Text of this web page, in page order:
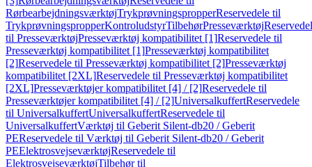
RørbearbejdningsværktøjTrykprøvningspropperReservedele til
TrykprøvningspropperKontroludstyrTilbehørPresseværktøj
til PresseværktøjPresseværktøj kompatibilitet [1]Reservedele til
Presseværktøj kompatibilitet [1]Presseværktøj kompatibilitet
[2]Reservedele til Presseværktøj kompatibilitet [2]Presseværktøj
kompatibilitet [2XL]Reservedele til Presseværktøj kompatibilitet
[2XL]Presseværktøjer kompatibilitet [4] / [2]Reservedele til
Presseværktøjer kompatibilitet [4] / [2]UniversalkuffertReservedele
til UniversalkuffertUniversalkuffertReservedele til
UniversalkuffertVærktøj til Geberit Silent-db20 / Geberit
PEReservedele til Værktøj til Geberit Silent-db20 / Geberit
PEElektrosvejseværktøjReservedele til
ElektrosvejseværktøjTilbehør til